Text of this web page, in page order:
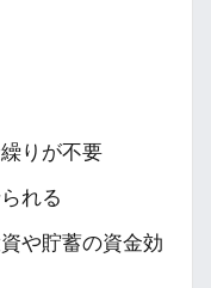
りが不要
れる
や貯蓄の資金効